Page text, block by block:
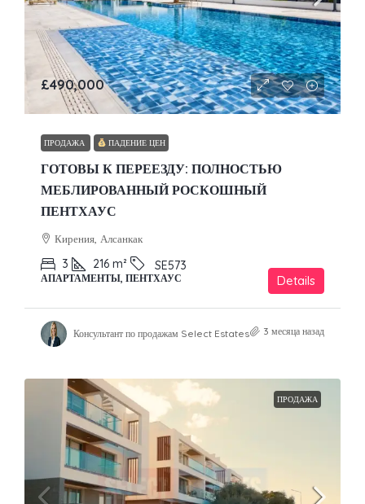
£490,000
ПРОДАЖА ПАДЕНИЕ ЦЕН
ГОТОВЫ К ПЕРЕЕЗДУ: ПОЛНОСТЬЮ
МЕБЛИРОВАННЫЙ РОСКОШНЫЙ
ПЕНТХАУС
Кирения, Алсанкак
3 216 m² SE573
АПАРТАМЕНТЫ, ПЕНТХАУС Details
Консультант по продажам Select Estates 3 месяца назад
ПРОДАЖА